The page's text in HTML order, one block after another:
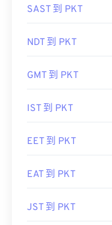
SAST 到 PKT
NDT 到 PKT
GMT 到 PKT
IST 到 PKT
EET 到 PKT
EAT 到 PKT
JST 到 PKT